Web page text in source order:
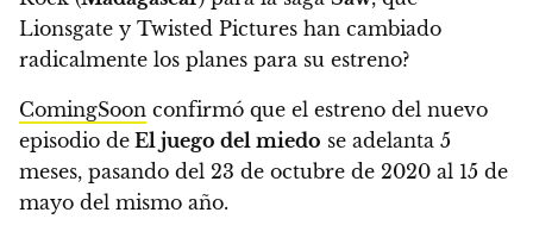
Lionsgate y Twisted Pictures han cambiado
radicalmente los planes para su estreno?
ComingSoon confirmó que el estreno del nuevo
episodio de El juego del miedo se adelanta 5
meses, pasando del 23 de octubre de 2020 al 15 de
mayo del mismo año.